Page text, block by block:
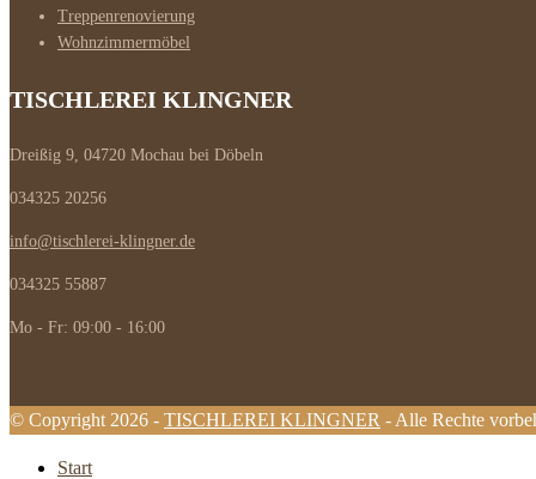
Treppenrenovierung
Wohnzimmermöbel
TISCHLEREI KLINGNER
Dreißig 9, 04720 Mochau bei Döbeln
034325 20256
info@tischlerei-klingner.de
034325 55887
Mo - Fr: 09:00 - 16:00
© Copyright 2026 - TISCHLEREI KLINGNER - Alle Rechte
Start